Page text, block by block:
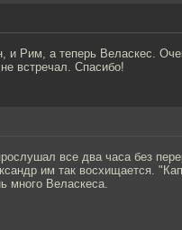
и Рим, а теперь Веласкес.
встречал. Спасибо!
все два часа без
им так восхищается.
много Веласкеса.